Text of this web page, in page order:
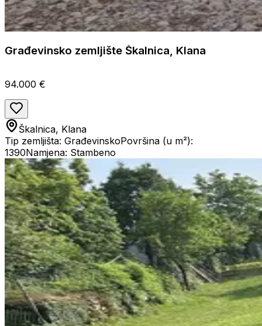
Građevinsko zemljište Škalnica, Klana
94.000 €
Škalnica, Klana
Tip zemljišta: GrađevinskoPovršina (u m²):
1390Namjena: Stambeno